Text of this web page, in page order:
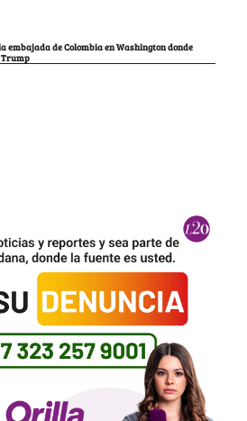
embajada de Colombia en Washington donde
Trump